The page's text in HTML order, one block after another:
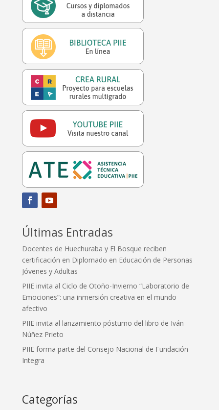
Últimas Entradas
Docentes de Huechuraba y El Bosque reciben
certificación en Diplomado en Educación de Personas
Jóvenes y Adultas
PIIE invita al Ciclo de Otoño-Invierno “Laboratorio de
Emociones”: una inmersión creativa en el mundo
afectivo
PIIE invita al lanzamiento póstumo del libro de Iván
Núñez Prieto
PIIE forma parte del Consejo Nacional de Fundación
Integra
Categorías